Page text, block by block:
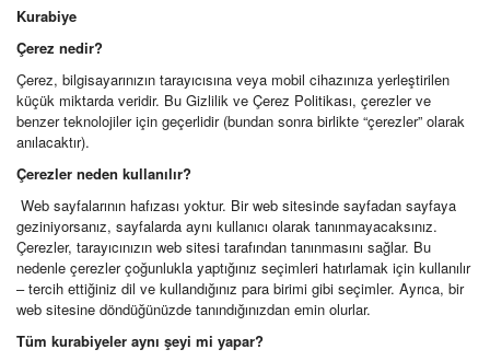
Kurabiye
Çerez nedir?
Çerez, bilgisayarınızın tarayıcısına veya mobil cihazınıza yerleştirilen
küçük miktarda veridir. Bu Gizlilik ve Çerez Politikası, çerezler ve
benzer teknolojiler için geçerlidir (bundan sonra birlikte “çerezler” olarak
anılacaktır).
Çerezler neden kullanılır?
Web sayfalarının hafızası yoktur. Bir web sitesinde sayfadan sayfaya
geziniyorsanız, sayfalarda aynı kullanıcı olarak tanınmayacaksınız.
Çerezler, tarayıcınızın web sitesi tarafından tanınmasını sağlar. Bu
nedenle çerezler çoğunlukla yaptığınız seçimleri hatırlamak için kullanılır
– tercih ettiğiniz dil ve kullandığınız para birimi gibi seçimler. Ayrıca, bir
web sitesine döndüğünüzde tanındığınızdan emin olurlar.
Tüm kurabiyeler aynı şeyi mi yapar?